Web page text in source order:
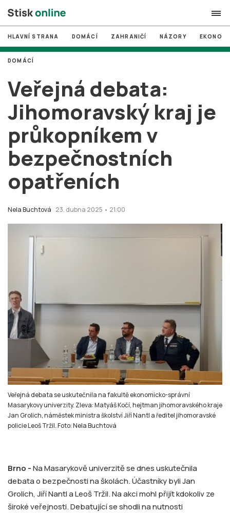
search
# MUNI
# Brno
volby
login PŘIHLÁSIT SE
Zapomněli jste heslo?
Založit nový účet
HLAVNÍ STRANA DOMÁCÍ ZAHRANIČÍ NÁZORY
Veřejná debata:
Jihomoravský kraj je
průkopníkem v
bezpečnostních
opatřeních
Nela Buchtová 23. dubna 2025 • 21:00
DOMÁCÍ
Veřejná debata se uskutečnila na fakultě ekonomicko-správní
Masarykovy univerzity. Zleva: Matyáš Kočí, hejtman jihomoravského kraje
Jan Grolich, náměstek ministra školství Jiří Nantl a ředitel jihomoravské
policie Leoš Tržil. Foto: Nela Buchtová
Brno -Na Masarykově univerzitě se dnes uskutečnila
debata o bezpečnosti na školách. Účastníky byli Jan
Grolich, Jiří Nantl a Leoš Tržil. Na akci mohl přijít kdokoliv ze
široké veřejnosti. Debatující se shodli na nutnosti